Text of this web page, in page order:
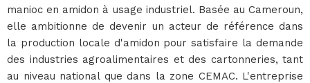
manioc en amidon à usage industriel. Basée au Cameroun,
elle ambitionne de devenir un acteur de référence dans
la production locale d'amidon pour satisfaire la demande
des industries agroalimentaires et des cartonneries, tant
au niveau national que dans la zone CEMAC. L'entreprise